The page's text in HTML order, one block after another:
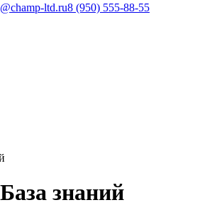
ltd.ru8 (950) 555-88-55
База знаний